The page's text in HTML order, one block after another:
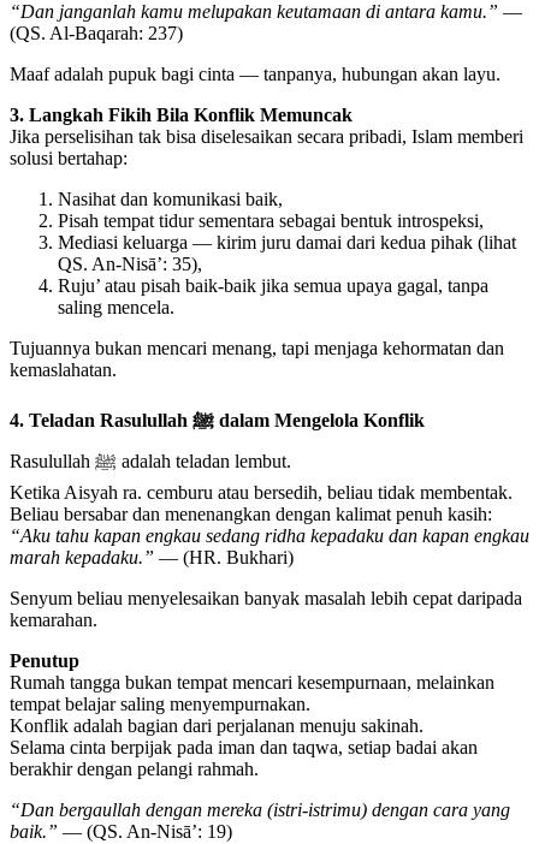
“Dan janganlah kamu melupakan keutamaan di antara kamu.” —
(QS. Al-Baqarah: 237)
Maaf adalah pupuk bagi cinta — tanpanya, hubungan akan layu.
3. Langkah Fikih Bila Konflik Memuncak
Jika perselisihan tak bisa diselesaikan secara pribadi, Islam memberi
solusi bertahap:
Nasihat dan komunikasi baik,
Pisah tempat tidur sementara sebagai bentuk introspeksi,
Mediasi keluarga — kirim juru damai dari kedua pihak (lihat
QS. An-Nisā’: 35),
Ruju’ atau pisah baik-baik jika semua upaya gagal, tanpa
saling mencela.
Tujuannya bukan mencari menang, tapi menjaga kehormatan dan
kemaslahatan.
4. Teladan Rasulullah ﷺ dalam Mengelola Konflik
Rasulullah ﷺ adalah teladan lembut.
Ketika Aisyah ra. cemburu atau bersedih, beliau tidak membentak.
Beliau bersabar dan menenangkan dengan kalimat penuh kasih:
“Aku tahu kapan engkau sedang ridha kepadaku dan kapan engkau
marah kepadaku.” — (HR. Bukhari)
Senyum beliau menyelesaikan banyak masalah lebih cepat daripada
kemarahan.
Penutup
Rumah tangga bukan tempat mencari kesempurnaan, melainkan
tempat belajar saling menyempurnakan.
Konflik adalah bagian dari perjalanan menuju sakinah.
Selama cinta berpijak pada iman dan taqwa, setiap badai akan
berakhir dengan pelangi rahmah.
“Dan bergaullah dengan mereka (istri-istrimu) dengan cara yang
baik.” — (QS. An-Nisā’: 19)